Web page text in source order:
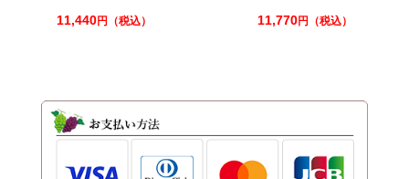
11,440円（税込） 11,770円（税込）